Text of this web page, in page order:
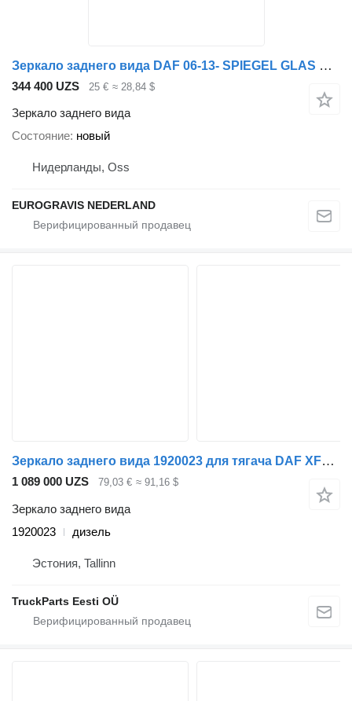
Зеркало заднего вида DAF 06-13- SPIEGEL GLAS VERW.L=R 1685330 для тягача DAF CF,XF105/106
344 400 UZS 25 € ≈ 28,84 $
Зеркало заднего вида
Состояние новый
Нидерланды, Oss
EUROGRAVIS NEDERLAND
Зеркало заднего вида 1920023 для тягача DAF XF106 (2014-)
1 089 000 UZS 79,03 € ≈ 91,16 $
Зеркало заднего вида
1920023
дизель
Эстония, Tallinn
TruckParts Eesti OÜ